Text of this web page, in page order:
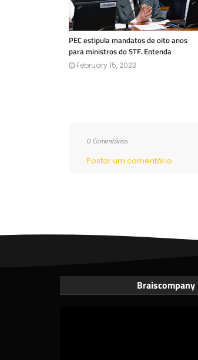
PEC estipula mandatos de oito anos
para ministros do STF. Entenda
February 15, 2023
0 Comentários
Postar um comentário
Braiscompany